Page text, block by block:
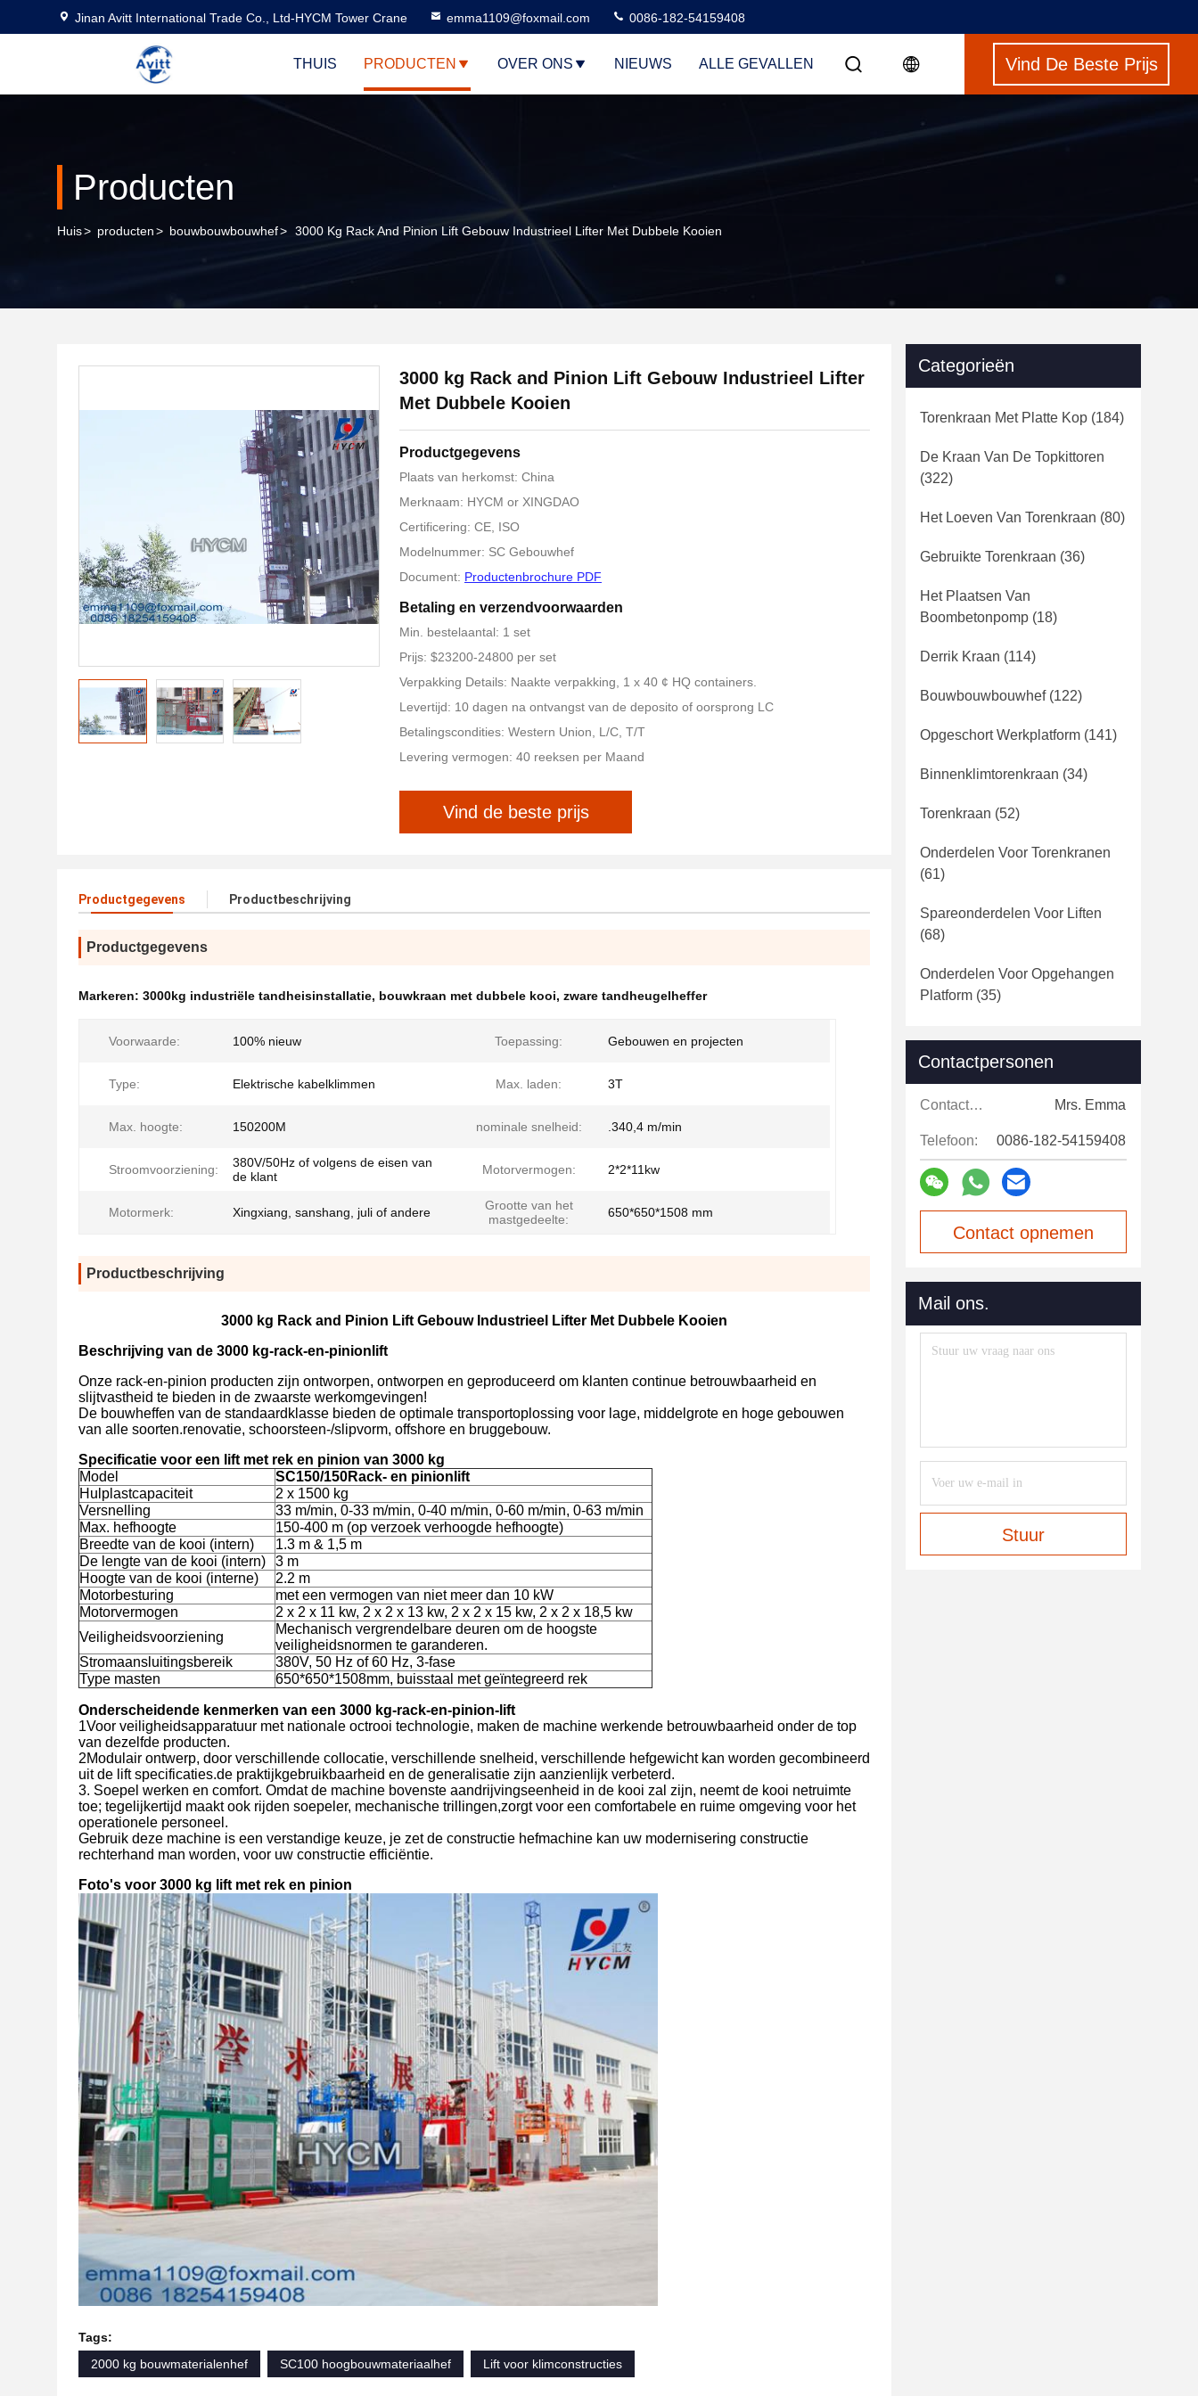
Jinan Avitt International Trade Co., Ltd-HYCM Tower Crane emma1109@foxmail.com 0086-182-54159408
THUIS PRODUCTEN OVER ONS NIEUWS ALLE GEVALLEN Vind De Beste Prijs
Producten
Huis> producten> bouwbouwbouwhef> 3000 Kg Rack And Pinion Lift Gebouw Industrieel Lifter Met Dubbele Kooien
3000 kg Rack and Pinion Lift Gebouw Industrieel Lifter
Met Dubbele Kooien
Productgegevens
Plaats van herkomst: China
Merknaam: HYCM or XINGDAO
Certificering: CE, ISO
Modelnummer: SC Gebouwhef
Document: Productenbrochure PDF
Betaling en verzendvoorwaarden
Min. bestelaantal: 1 set
Prijs: $23200-24800 per set
Verpakking Details: Naakte verpakking, 1 x 40 ¢ HQ containers.
Levertijd: 10 dagen na ontvangst van de deposito of oorsprong LC
Betalingscondities: Western Union, L/C, T/T
Levering vermogen: 40 reeksen per Maand
Vind de beste prijs
Productgegevens Productbeschrijving
Productgegevens
Markeren: 3000kg industriële tandheisinstallatie, bouwkraan met dubbele kooi, zware tandheugelheffer
Voorwaarde: 100% nieuw Toepassing: Gebouwen en projecten
Type: Elektrische kabelklimmen Max. laden: 3T
Max. hoogte: 150200M nominale snelheid: .340,4 m/min
Stroomvoorziening:
380V/50Hz of volgens de eisen van
de klant
Motorvermogen: 2*2*11kw
Motormerk: Xingxiang, sanshang, juli of andere
Grootte van het
mastgedeelte:
650*650*1508 mm
Productbeschrijving
3000 kg Rack and Pinion Lift Gebouw Industrieel Lifter Met Dubbele Kooien
Beschrijving van de 3000 kg-rack-en-pinionlift
Onze rack-en-pinion producten zijn ontworpen, ontworpen en geproduceerd om klanten continue betrouwbaarheid en
slijtvastheid te bieden in de zwaarste werkomgevingen!
De bouwheffen van de standaardklasse bieden de optimale transportoplossing voor lage, middelgrote en hoge gebouwen
van alle soorten.renovatie, schoorsteen-/slipvorm, offshore en bruggebouw.
Specificatie voor een lift met rek en pinion van 3000 kg
Model
SC150/150Rack- en pinionlift
Hulplastcapaciteit
2 x 1500 kg
Versnelling
33 m/min, 0-33 m/min, 0-40 m/min, 0-60 m/min, 0-63 m/min
Max. hefhoogte
150-400 m (op verzoek verhoogde hefhoogte)
Breedte van de kooi (intern)
1.3 m & 1,5 m
De lengte van de kooi (intern)
3 m
Hoogte van de kooi (interne)
2.2 m
Motorbesturing
met een vermogen van niet meer dan 10 kW
Motorvermogen
2 x 2 x 11 kw, 2 x 2 x 13 kw, 2 x 2 x 15 kw, 2 x 2 x 18,5 kw
Veiligheidsvoorziening
Mechanisch vergrendelbare deuren om de hoogste
veiligheidsnormen te garanderen.
Stromaansluitingsbereik
380V, 50 Hz of 60 Hz, 3-fase
Type masten
650*650*1508mm, buisstaal met geïntegreerd rek
Onderscheidende kenmerken van een 3000 kg-rack-en-pinion-lift
1Voor veiligheidsapparatuur met nationale octrooi technologie, maken de machine werkende betrouwbaarheid onder de top
van dezelfde producten.
2Modulair ontwerp, door verschillende collocatie, verschillende snelheid, verschillende hefgewicht kan worden gecombineerd
uit de lift specificaties.de praktijkgebruikbaarheid en de generalisatie zijn aanzienlijk verbeterd.
3. Soepel werken en comfort. Omdat de machine bovenste aandrijvingseenheid in de kooi zal zijn, neemt de kooi netruimte
toe; tegelijkertijd maakt ook rijden soepeler, mechanische trillingen,zorgt voor een comfortabele en ruime omgeving voor het
operationele personeel.
Gebruik deze machine is een verstandige keuze, je zet de constructie hefmachine kan uw modernisering constructie
rechterhand man worden, voor uw constructie efficiëntie.
Foto's voor 3000 kg lift met rek en pinion
Tags:
2000 kg bouwmaterialenhef
SC100 hoogbouwmateriaalhef Lift voor klimconstructies
Categorieën
Torenkraan Met Platte Kop (184)
De Kraan Van De Topkittoren
(322)
Het Loeven Van Torenkraan (80)
Gebruikte Torenkraan (36)
Het Plaatsen Van
Boombetonpomp (18)
Derrik Kraan (114)
Bouwbouwbouwhef(122)
Opgeschort Werkplatform (141)
Binnenklimtorenkraan (34)
Torenkraan (52)
Onderdelen Voor Torenkranen
(61)
Spareonderdelen Voor Liften
(68)
Onderdelen Voor Opgehangen
Platform (35)
Contactpersonen
Contactpersonen: Mrs. Emma
Telefoon: 0086-182-54159408
Contact opnemen
Mail ons.
Stuur